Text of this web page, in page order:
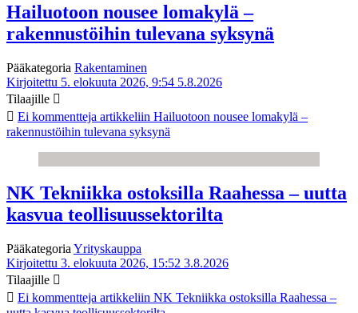
Hailuotoon nousee lomakylä –
rakennustöihin tulevana syksynä
Pääkategoria Rakentaminen
Kirjoitettu 5. elokuuta 2026, 9:54 5.8.2026
Tilaajille
Ei kommentteja artikkeliin Hailuotoon nousee lomakylä –
rakennustöihin tulevana syksynä
NK Tekniikka ostoksilla Raahessa – uutta
kasvua teollisuussektorilta
Pääkategoria Yrityskauppa
Kirjoitettu 3. elokuuta 2026, 15:52 3.8.2026
Tilaajille
Ei kommentteja artikkeliin NK Tekniikka ostoksilla Raahessa –